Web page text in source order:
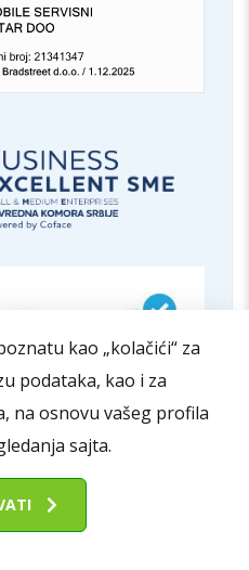
kao „kolačići“ za
podataka, kao i za
na osnovu vašeg profila
sajta.